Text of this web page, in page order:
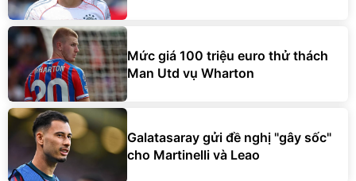
Mức giá 100 triệu euro thử thách
Man Utd vụ Wharton
Galatasaray gửi đề nghị "gây sốc"
cho Martinelli và Leao